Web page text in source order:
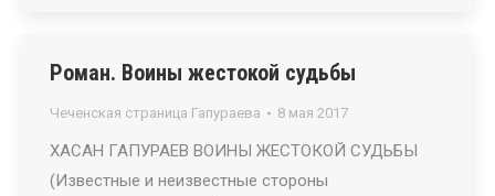
Роман. Воины жестокой судьбы
Чеченская страница Гапураева 8 мая 2017
ХАСАН ГАПУРАЕВ ВОИНЫ ЖЕСТОКОЙ СУДЬБЫ
(Известные и неизвестные стороны